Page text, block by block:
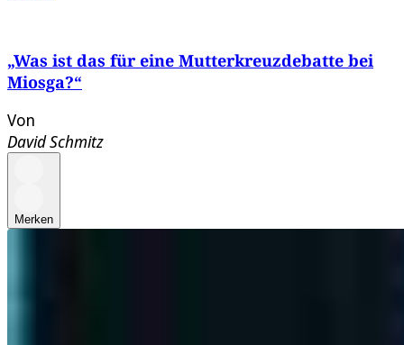
„Was ist das für eine Mutterkreuzdebatte bei
Miosga?“
Von
David Schmitz
Merken